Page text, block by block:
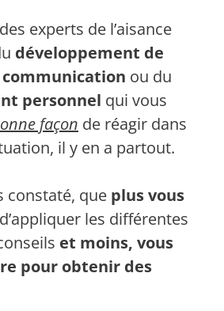
experts de l’aisance
développement de
communication ou du
personnel qui vous
façon de réagir dans
il y en a partout.
constaté, que plus vous
les différentes
et moins, vous
pour obtenir des